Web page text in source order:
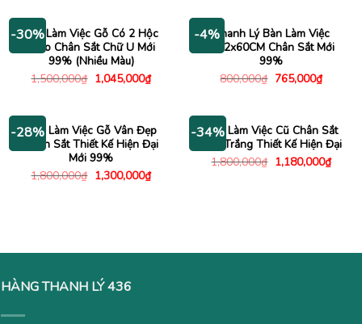
440,000₫.
-30%
Bàn Làm Việc Gỗ Có 2 Hộc
Treo Chân Sắt Chữ U Mới
99% (Nhiều Màu)
1,500,000₫ Giá
gốc
1,045,000₫Giá
hiện
1,045,000₫.
-4%Thanh Lý Bàn Làm Việc
1M2x60CM Chân Sắt Mới
99%
800,000₫ Giá
765,000₫Giá
hiện
-28%
Bàn Làm Việc Gỗ Vân Đẹp
Chân Sắt Thiết Kế Hiện Đại
Mới 99%
1,800,000₫ Giá
gốc
1,300,000₫Giá
hiện
-34%
Bàn Làm Việc Cũ Chân Sắt
Sơn Trắng Thiết Kế Hiện Đại
1,800,000₫ Giá
gốc
1,180,000₫Giá
hiện
HÀNG THANH LÝ 436